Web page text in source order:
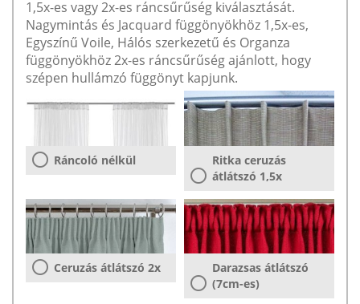
1,5x-es vagy 2x-es ráncsűrűség kiválasztását.
Nagymintás és Jacquard függönyökhöz 1,5x-es,
Egyszínű Voile, Hálós szerkezetű és Organza
függönyökhöz 2x-es ráncsűrűség ajánlott, hogy
szépen hullámzó függönyt kapjunk.
Ráncoló nélkül
Ritka ceruzás
átlátszó 1,5x
Ceruzás átlátszó 2x
Darazsas átlátszó
(7cm-es)